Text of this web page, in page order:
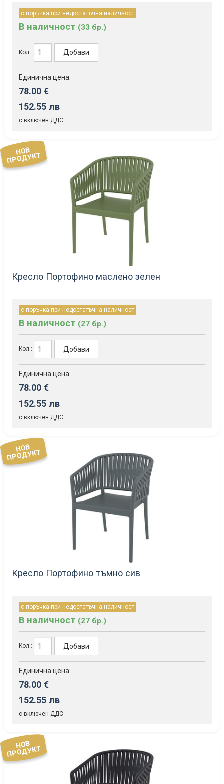
с поръчка при недостатъчна наличност
В наличност (33 бр.)
Кол.: Добави
Единична цена:
78.00 €
152.55 лв
с включен ДДС
НОВ
ПРОДУКТ
Кресло Портофино маслено зелен
с поръчка при недостатъчна наличност
В наличност (27 бр.)
Кол.: Добави
Единична цена:
78.00 €
152.55 лв
с включен ДДС
НОВ
ПРОДУКТ
Кресло Портофино тъмно сив
с поръчка при недостатъчна наличност
В наличност (27 бр.)
Кол.: Добави
Единична цена:
78.00 €
152.55 лв
с включен ДДС
НОВ
ПРОДУКТ